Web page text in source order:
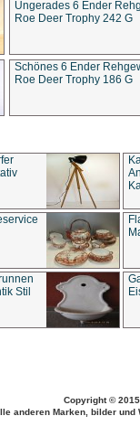
Ungerades 6 Ender
Roe Deer Trophy 242 G
Schönes 6 Ender
Roe Deer Trophy 186 G
Stil
Copyright ©
anderen Marken, bilder und